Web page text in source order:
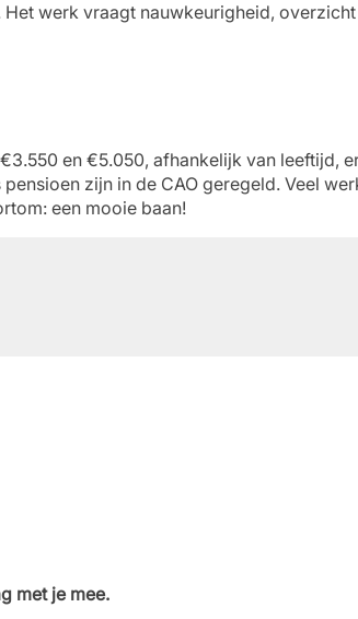
werk vraagt nauwkeurigheid,
en €5.050, afhankelijk van leeftijd,
zijn in de CAO geregeld. Veel
een mooie baan!
met je mee.